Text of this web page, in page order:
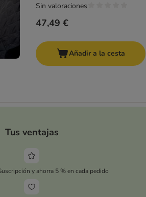
47,49 €
Sin valoraciones
Añadir a la cesta
Tus ventajas
y ahorra 5 % en cada pedido